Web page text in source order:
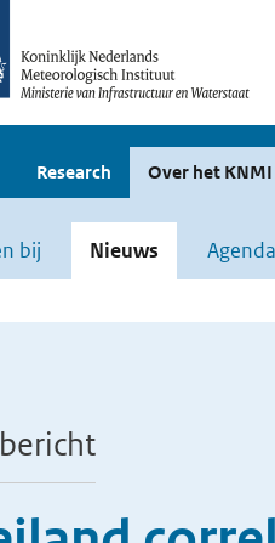
Research Over het KNMI
bij Nieuws Agenda